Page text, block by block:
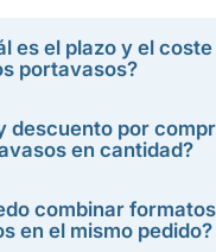
es el plazo y el
portavasos?
descuento por
en cantidad?
combinar
en el mismo pedido?